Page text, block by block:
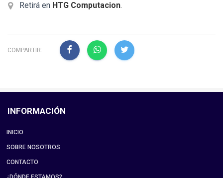
Retirá en HTG Computacion.
COMPARTIR:
INFORMACIÓN
INICIO
SOBRE NOSOTROS
CONTACTO